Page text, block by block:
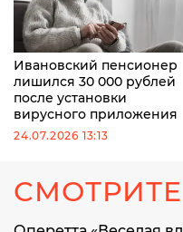
Ивановский пенсионер
лишился 30 000 рублей
после установки
вирусного приложения
24.07.2026 13:13